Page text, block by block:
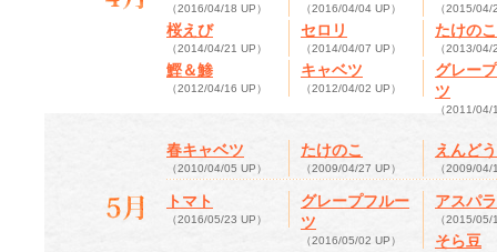
（2016/04/18 UP） （2016/04/04 UP） （2015/04/
桜えび
（2014/04/21 UP）
セロリ
（2014/04/07 UP）
たけのこ
（2013/04/
鰹＆鯵
（2012/04/16 UP）
キャベツ
（2012/04/02 UP）
グレー
ツ
（2011/04/
春キャベツ
（2010/04/05 UP）
たけのこ
（2009/04/27 UP）
えんど
（2009/04/
トマト
（2016/05/23 UP）
グレープフルー
ツ
（2016/05/02 UP）
アスパ
（2015/05/
そら豆